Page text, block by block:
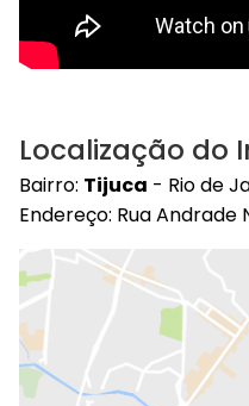
Localização do
Bairro: Tijuca - Rio de
Endereço: Rua Andrade